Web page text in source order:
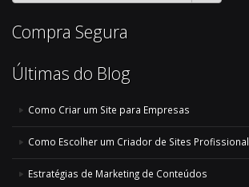
Compra Segura
Últimas do Blog
Como Criar um Site para Empresas
Como Escolher um Criador de Sites Profissional
Estratégias de Marketing de Conteúdos